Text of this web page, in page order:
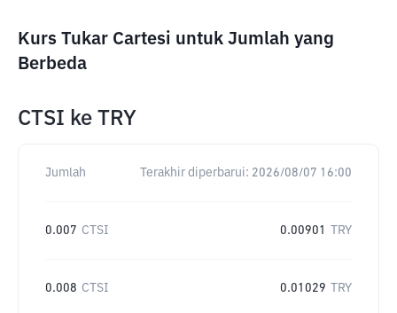
Kurs Tukar Cartesi untuk Jumlah yang
Berbeda
CTSI ke TRY
Jumlah Terakhir diperbarui: 2026/08/07 16:00
0.007 CTSI 0.00901 TRY
0.008 CTSI 0.01029 TRY